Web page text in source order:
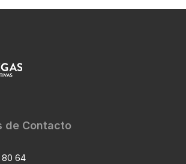
de Contacto
80 64